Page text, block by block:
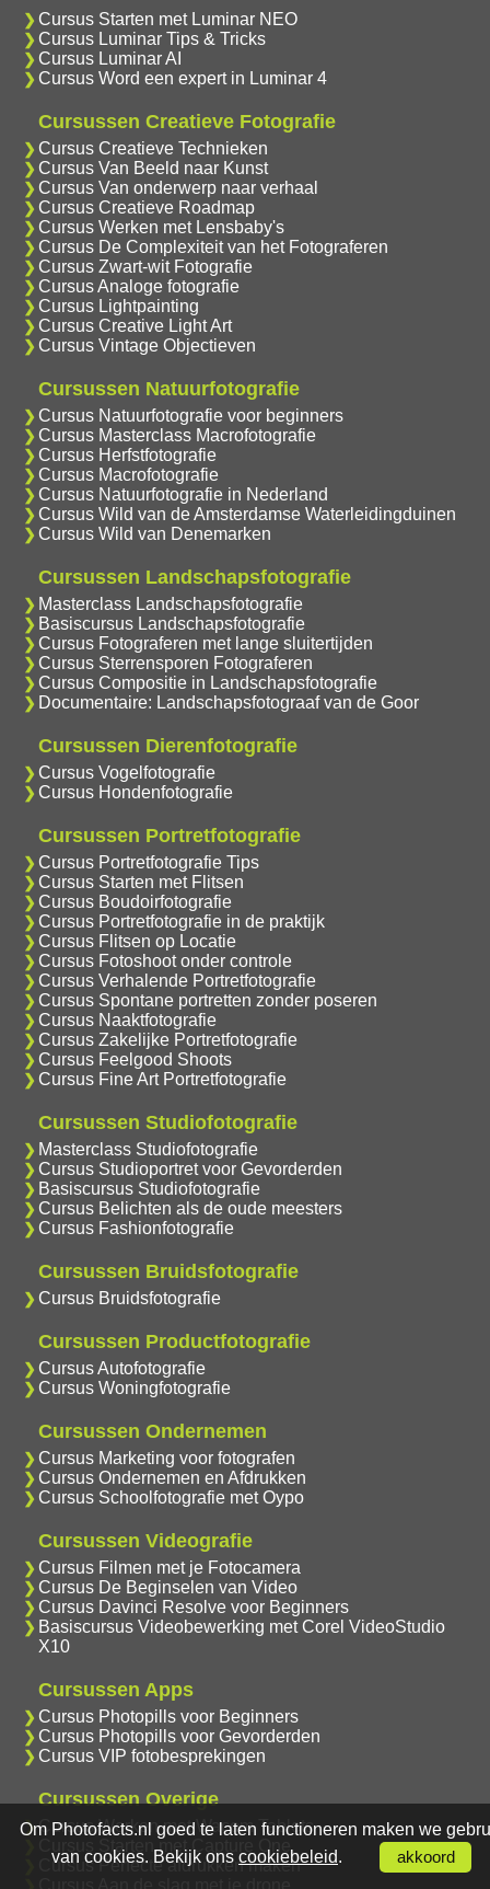
Cursus Starten met Luminar NEO
Cursus Luminar Tips & Tricks
Cursus Luminar AI
Cursus Word een expert in Luminar 4
Cursussen Creatieve Fotografie
Cursus Creatieve Technieken
Cursus Van Beeld naar Kunst
Cursus Van onderwerp naar verhaal
Cursus Creatieve Roadmap
Cursus Werken met Lensbaby's
Cursus De Complexiteit van het Fotograferen
Cursus Zwart-wit Fotografie
Cursus Analoge fotografie
Cursus Lightpainting
Cursus Creative Light Art
Cursus Vintage Objectieven
Cursussen Natuurfotografie
Cursus Natuurfotografie voor beginners
Cursus Masterclass Macrofotografie
Cursus Herfstfotografie
Cursus Macrofotografie
Cursus Natuurfotografie in Nederland
Cursus Wild van de Amsterdamse Waterleidingduinen
Cursus Wild van Denemarken
Cursussen Landschapsfotografie
Masterclass Landschapsfotografie
Basiscursus Landschapsfotografie
Cursus Fotograferen met lange sluitertijden
Cursus Sterrensporen Fotograferen
Cursus Compositie in Landschapsfotografie
Documentaire: Landschapsfotograaf van de Goor
Cursussen Dierenfotografie
Cursus Vogelfotografie
Cursus Hondenfotografie
Cursussen Portretfotografie
Cursus Portretfotografie Tips
Cursus Starten met Flitsen
Cursus Boudoirfotografie
Cursus Portretfotografie in de praktijk
Cursus Flitsen op Locatie
Cursus Fotoshoot onder controle
Cursus Verhalende Portretfotografie
Cursus Spontane portretten zonder poseren
Cursus Naaktfotografie
Cursus Zakelijke Portretfotografie
Cursus Feelgood Shoots
Cursus Fine Art Portretfotografie
Cursussen Studiofotografie
Masterclass Studiofotografie
Cursus Studioportret voor Gevorderden
Basiscursus Studiofotografie
Cursus Belichten als de oude meesters
Cursus Fashionfotografie
Cursussen Bruidsfotografie
Cursus Bruidsfotografie
Cursussen Productfotografie
Cursus Autofotografie
Cursus Woningfotografie
Cursussen Ondernemen
Cursus Marketing voor fotografen
Cursus Ondernemen en Afdrukken
Cursus Schoolfotografie met Oypo
Cursussen Videografie
Cursus Filmen met je Fotocamera
Cursus De Beginselen van Video
Cursus Davinci Resolve voor Beginners
Basiscursus Videobewerking met Corel VideoStudio
X10
Cursussen Apps
Cursus Photopills voor Beginners
Cursus Photopills voor Gevorderden
Cursus VIP fotobesprekingen
Cursussen Overige
Cursus Werken met Wacom Tablets
Cursus Starten met Capture One
Cursus Perfecte afdrukken maken
Om Photofacts.nl goed te laten functioneren maken we
van cookies. Bekijk ons cookiebeleid. akkoord